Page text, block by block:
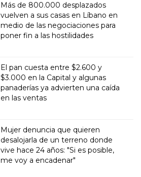
Más de 800.000 desplazados
vuelven a sus casas en Líbano en
medio de las negociaciones para
poner fin a las hostilidades
El pan cuesta entre $2.600 y
$3.000 en la Capital y algunas
panaderías ya advierten una caída
en las ventas
Mujer denuncia que quieren
desalojarla de un terreno donde
vive hace 24 años: "Si es posible,
me voy a encadenar"